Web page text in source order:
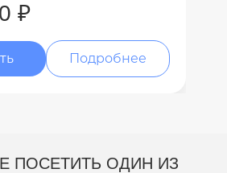
₽
Подробнее
ПОСЕТИТЬ ОДИН ИЗ